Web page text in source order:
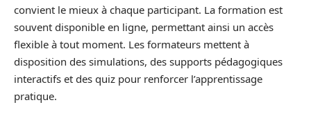
convient le mieux à chaque participant. La formation est
souvent disponible en ligne, permettant ainsi un accès
flexible à tout moment. Les formateurs mettent à
disposition des simulations, des supports pédagogiques
interactifs et des quiz pour renforcer l’apprentissage
pratique.